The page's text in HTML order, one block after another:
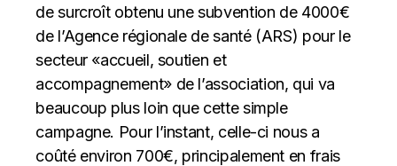
de surcroît obtenu une subvention de 4000€
de l’Agence régionale de santé (ARS) pour le
secteur «accueil, soutien et
accompagnement» de l’association, qui va
beaucoup plus loin que cette simple
campagne. Pour l’instant, celle-ci nous a
coûté environ 700€, principalement en frais